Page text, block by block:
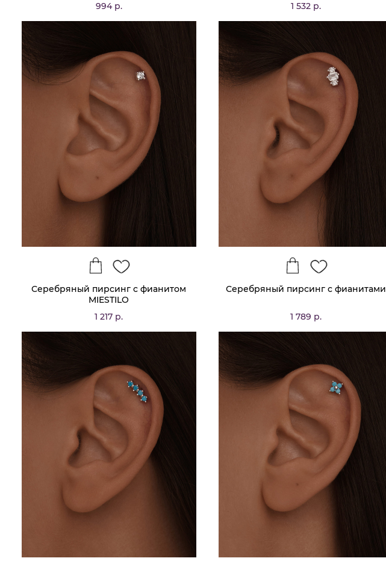
994 р.
1 532 р.
Серебряный пирсинг с фианитом
MIESTILO
1 217 р.
Серебряный пирсинг с фианитами
1 789 р.